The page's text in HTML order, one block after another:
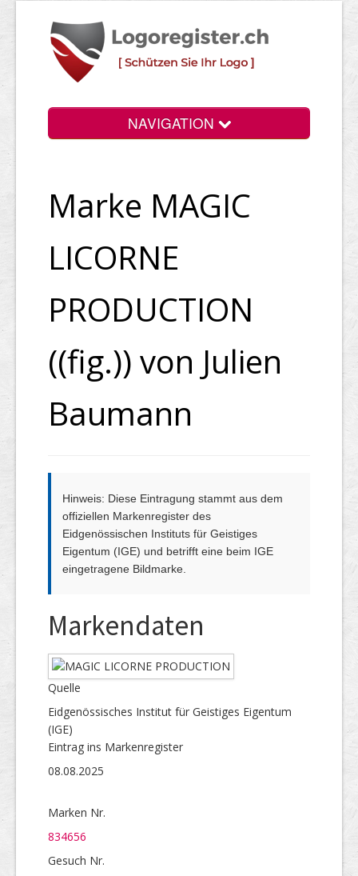
NAVIGATION
Login
Preise
Rechtliche Infos
Marke MAGIC
LICORNE
PRODUCTION
((fig.)) von Julien
Baumann
Hinweis: Diese Eintragung stammt aus dem
offiziellen Markenregister des
Eidgenössischen Instituts für Geistiges
Eigentum (IGE) und betrifft eine beim IGE
eingetragene Bildmarke.
Markendaten
Quelle
Eidgenössisches Institut für Geistiges Eigentum
(IGE)
Eintrag ins Markenregister
08.08.2025
Marken Nr.
834656
Gesuch Nr.